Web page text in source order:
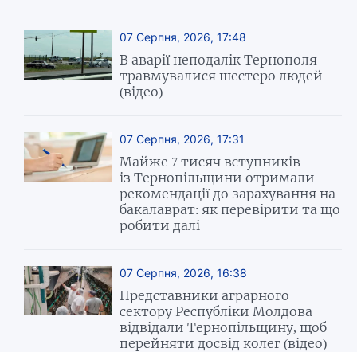
07 Серпня, 2026, 17:48
В аварії неподалік Тернополя
травмувалися шестеро людей
(відео)
07 Серпня, 2026, 17:31
Майже 7 тисяч вступників
із Тернопільщини отримали
рекомендації до зарахування на
бакалаврат: як перевірити та що
робити далі
07 Серпня, 2026, 16:38
Представники аграрного
сектору Республіки Молдова
відвідали Тернопільщину, щоб
перейняти досвід колег (відео)